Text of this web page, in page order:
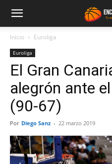
Inicio Euroliga
Euroliga
El Gran
alegrón ante
(90-67)
Por Diego Sanz - 22 marzo 2019